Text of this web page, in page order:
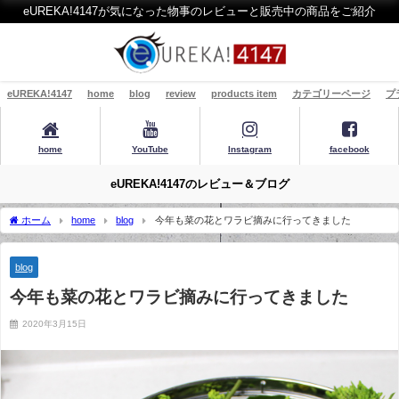
eUREKA!4147が気になった物事のレビューと販売中の商品をご紹介
eUREKA!4147 home blog review products item カテゴリーページ プ
home YouTube Instagram facebook
eUREKA!4147のレビュー＆ブログ
ホーム home blog 今年も菜の花とワラビ摘みに行ってきました
blog
今年も菜の花とワラビ摘みに行ってきました
2020年3月15日